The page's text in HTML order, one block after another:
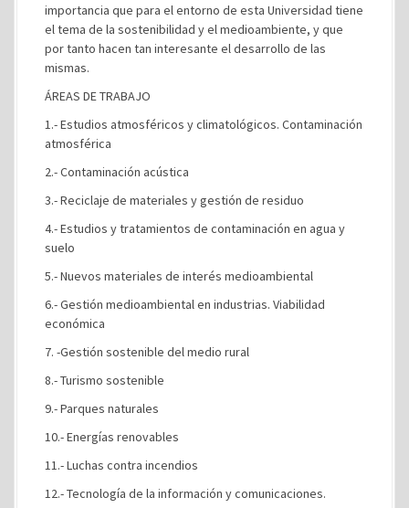
importancia que para el entorno de esta Universidad tiene
el tema de la sostenibilidad y el medioambiente, y que
por tanto hacen tan interesante el desarrollo de las
mismas.
ÁREAS DE TRABAJO
1.- Estudios atmosféricos y climatológicos. Contaminación
atmosférica
2.- Contaminación acústica
3.- Reciclaje de materiales y gestión de residuo
4.- Estudios y tratamientos de contaminación en agua y
suelo
5.- Nuevos materiales de interés medioambiental
6.- Gestión medioambiental en industrias. Viabilidad
económica
7. -Gestión sostenible del medio rural
8.- Turismo sostenible
9.- Parques naturales
10.- Energías renovables
11.- Luchas contra incendios
12.- Tecnología de la información y comunicaciones.